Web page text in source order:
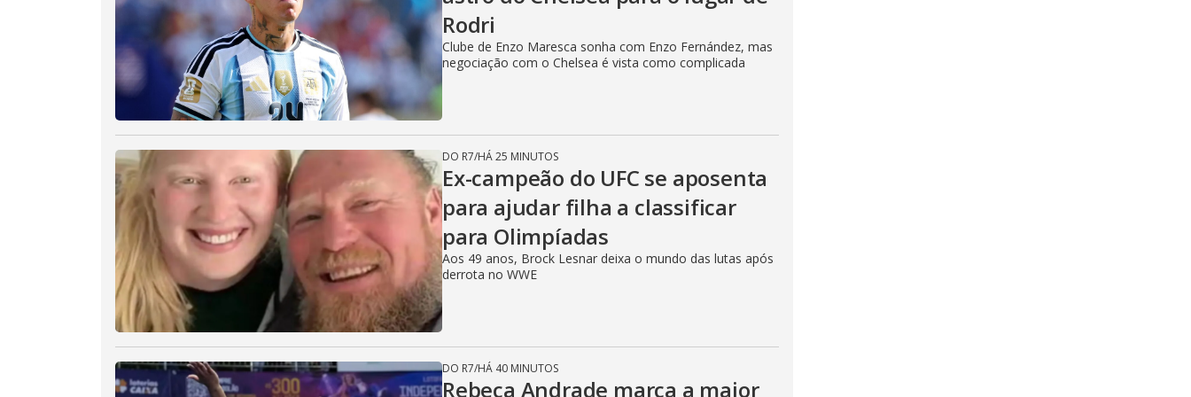
V
i
d
e
o
Rodri
Clube de Enzo Maresca sonha com Enzo Fernández, mas
negociação com o Chelsea é vista como complicada
DO R7/HÁ 25 MINUTOS
Ex-campeão do UFC se aposenta
para ajudar filha a classificar
para Olimpíadas
Aos 49 anos, Brock Lesnar deixa o mundo das lutas após
derrota no WWE
DO R7/HÁ 40 MINUTOS
Rebeca Andrade marca a maior